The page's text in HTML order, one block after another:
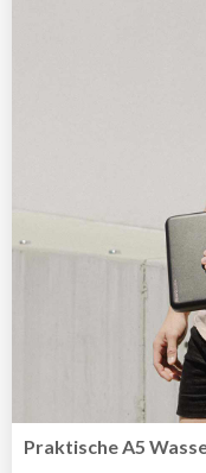
Praktische A5